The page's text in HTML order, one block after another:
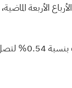
الأربعة
يوم الأربعاء،